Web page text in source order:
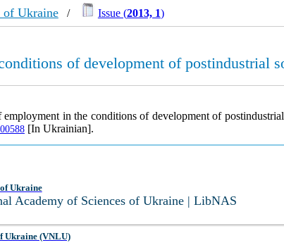
of Ukraine/ Issue (2013, 1)
of development of postindustrial
in the conditions of development of
[In Ukrainian].
Ukraine
Academy of Sciences of Ukraine | LibNAS
Ukraine (VNLU)